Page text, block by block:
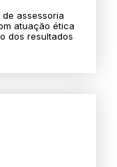
assessoria
atuação ética
dos resultados